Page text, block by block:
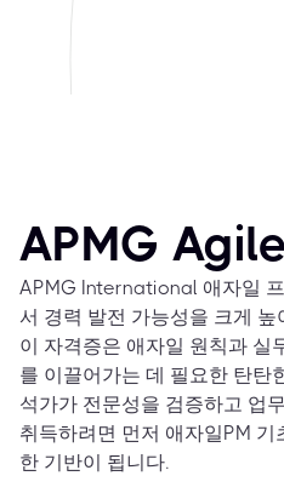
APMG
APMG International 애자일
서 경력 발전 가능성을 크게
이 자격증은 애자일 원칙과 실
를 이끌어가는 데 필요한 탄탄
석가가 전문성을 검증하고 업
취득하려면 먼저 애자일PM
한 기반이 됩니다.